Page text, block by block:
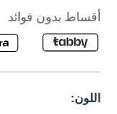
أقساط بدون فوائد
اللون: